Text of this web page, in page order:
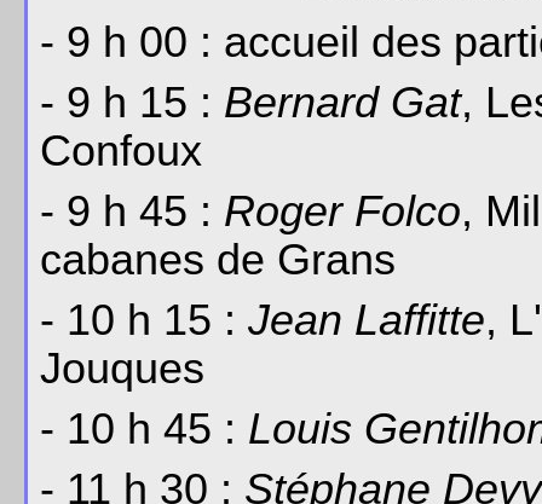
- 9 h 00 : accueil des
- 9 h 15 : Bernard Gat,
Confoux
- 9 h 45 : Roger Folco,
cabanes de Grans
- 10 h 15 : Jean Laffitte,
Jouques
- 10 h 45 : Louis
- 11 h 30 : Stéphane